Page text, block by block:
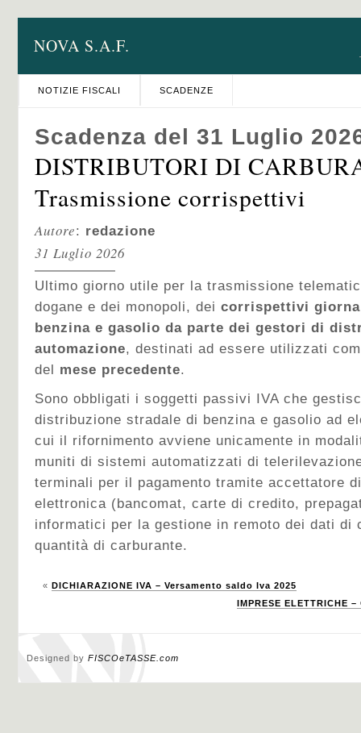
NOVA S.A.F.
NOTIZIE FISCALI SCADENZE
Scadenza del 31 Luglio
DISTRIBUTORI DI
Trasmissione corrispettivi
Autore: redazione
31 Luglio 2026
Ultimo giorno utile per la trasmissione
dogane e dei monopoli, dei corrispettivi
benzina e gasolio da parte dei gestori di
automazione, destinati ad essere utilizzati
del mese precedente.
Sono obbligati i soggetti passivi IVA che
distribuzione stradale di benzina e gasolio ad
cui il rifornimento avviene unicamente in
muniti di sistemi automatizzati di
terminali per il pagamento tramite accettatore
elettronica (bancomat, carte di credito,
informatici per la gestione in remoto dei dati di
quantità di carburante.
« DICHIARAZIONE IVA – Versamento saldo Iva 2025
IMPRESE ELETTRICHE
Designed by FISCOeTASSE.com